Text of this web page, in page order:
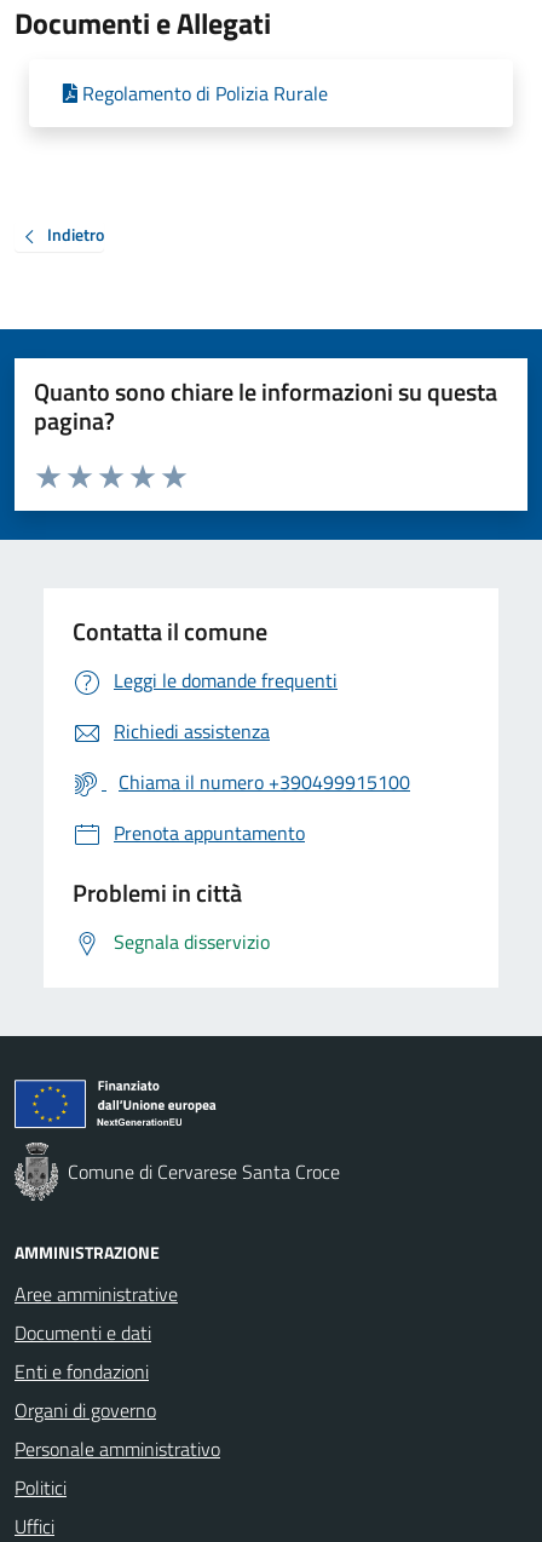
Documenti e Allegati
Regolamento di Polizia Rurale
Indietro
Quanto sono chiare le informazioni su questa
pagina?
Valuta da 1 a 5 stelle la pagina
Valuta 5 stelle su 5
Valuta 4 stelle su 5
Valuta 3 stelle su 5
Valuta 2 stelle su 5
Valuta 1 stelle su 5
Contatta il comune
Leggi le domande frequenti
Richiedi assistenza
Chiama il numero +390499915100
Prenota appuntamento
Problemi in città
Segnala disservizio
Comune di Cervarese Santa Croce
AMMINISTRAZIONE
Aree amministrative
Documenti e dati
Enti e fondazioni
Organi di governo
Personale amministrativo
Politici
Uffici